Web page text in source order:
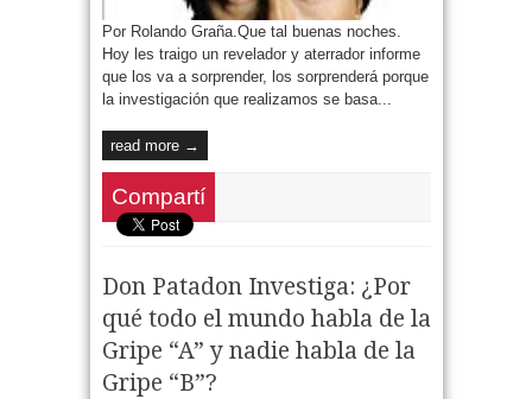
Por Rolando Graña.Que tal buenas noches.
Hoy les traigo un revelador y aterrador informe
que los va a sorprender, los sorprenderá porque
la investigación que realizamos se basa...
read more →
Compartí
Don Patadon Investiga: ¿Por
qué todo el mundo habla de la
Gripe “A” y nadie habla de la
Gripe “B”?